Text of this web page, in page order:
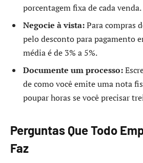
porcentagem fixa de cada venda.
Negocie à vista:Para compras
pelo desconto para pagamento
média é de 3% a 5%.
Documente um processo:
de como você emite uma nota
poupar horas se você precisar
Perguntas Que Todo
Faz